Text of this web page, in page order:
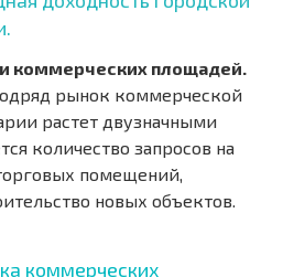
коммерческих площадей.
рынок коммерческой
растет двузначными
количество запросов на
помещений,
новых объектов.
коммерческих